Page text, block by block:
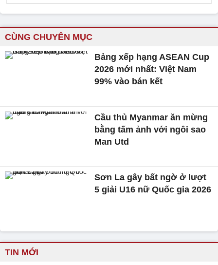
CÙNG CHUYÊN MỤC
Bảng xếp hạng ASEAN Cup
2026 mới nhất: Việt Nam
99% vào bán kết
Cầu thủ Myanmar ăn mừng
bằng tấm ảnh với ngôi sao
Man Utd
Sơn La gây bất ngờ ở lượt
5 giải U16 nữ Quốc gia 2026
TIN MỚI